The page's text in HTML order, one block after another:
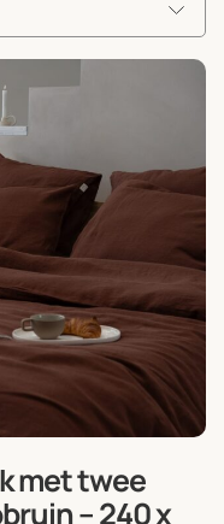
met twee
– 240 x